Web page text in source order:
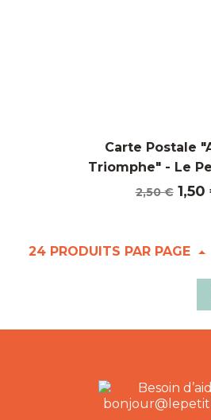
Carte Postale
Triomphe" - Le
Prix
2,50 € Prix
1,50
24 PRODUITS PAR PAGE